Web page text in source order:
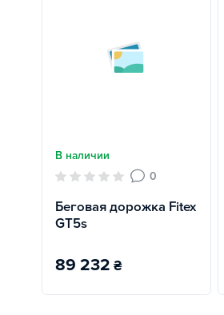
В наличии
0
Беговая дорожка Fitex
GT5s
89 232 ₴